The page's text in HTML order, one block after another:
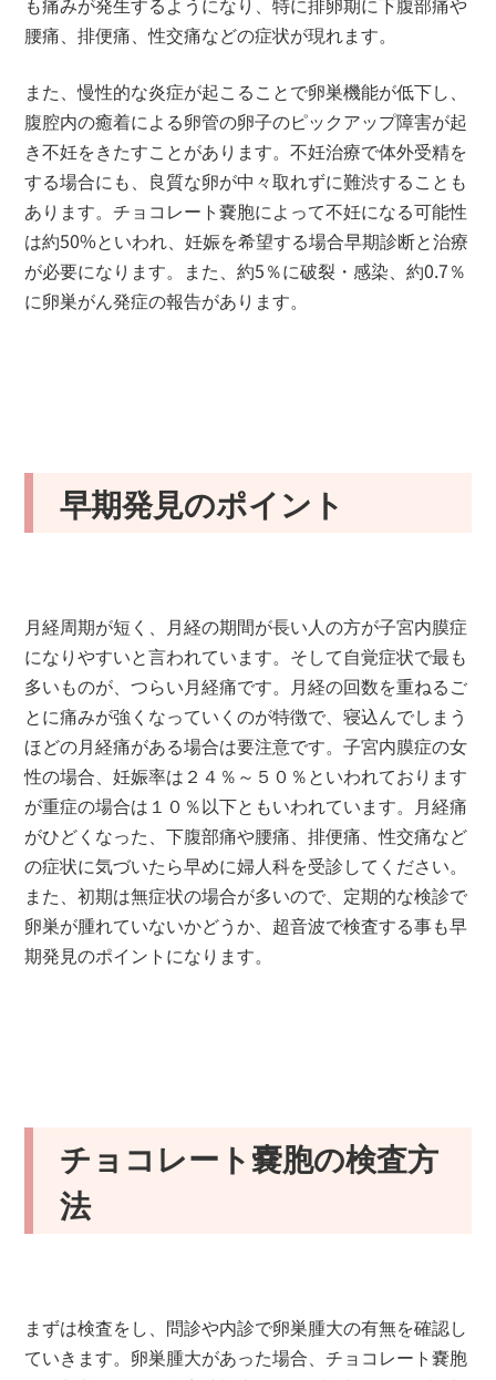
腰痛、排便痛、性交痛などの症状が現れます。
また、慢性的な炎症が起こることで卵巣機能が低下し、
腹腔内の癒着による卵管の卵子のピックアップ障害が起
き不妊をきたすことがあります。不妊治療で体外受精を
する場合にも、良質な卵が中々取れずに難渋することも
あります。チョコレート嚢胞によって不妊になる可能性
は約50%といわれ、妊娠を希望する場合早期診断と治療
が必要になります。また、約5％に破裂・感染、約0.7％
に卵巣がん発症の報告があります。
早期発見のポイント
月経周期が短く、月経の期間が長い人の方が子宮内膜症
になりやすいと言われています。そして自覚症状で最も
多いものが、つらい月経痛です。月経の回数を重ねるご
とに痛みが強くなっていくのが特徴で、寝込んでしまう
ほどの月経痛がある場合は要注意です。子宮内膜症の女
性の場合、妊娠率は２４％～５０％といわれております
が重症の場合は１０％以下ともいわれています。月経痛
がひどくなった、下腹部痛や腰痛、排便痛、性交痛など
の症状に気づいたら早めに婦人科を受診してください。
また、初期は無症状の場合が多いので、定期的な検診で
卵巣が腫れていないかどうか、超音波で検査する事も早
期発見のポイントになります。
チョコレート嚢胞の検査方
法
まずは検査をし、問診や内診で卵巣腫大の有無を確認し
ていきます。卵巣腫大があった場合、チョコレート嚢胞